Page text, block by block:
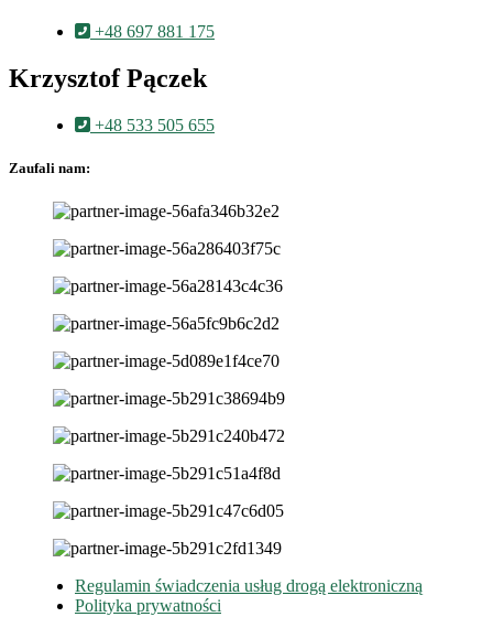
+48 697 881 175
Krzysztof Pączek
+48 533 505 655
Zaufali nam:
Regulamin świadczenia usług drogą elektroniczną
Polityka prywatności